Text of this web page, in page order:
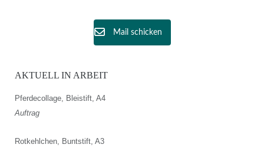
Mail schicken
AKTUELL IN ARBEIT
Pferdecollage, Bleistift, A4
Auftrag
Rotkehlchen, Buntstift, A3